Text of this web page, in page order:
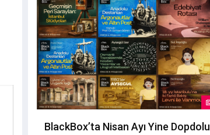
BlackBox’ta Nisan Ayı Yine Dopdolu